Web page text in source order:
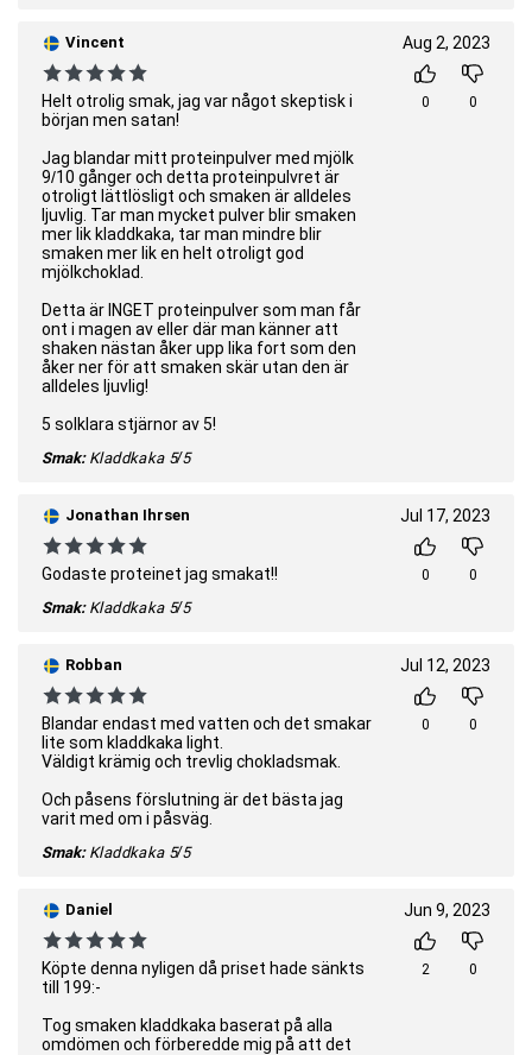
Vincent
Helt otrolig smak, jag var något skeptisk i
början men satan!
Jag blandar mitt proteinpulver med mjölk
9/10 gånger och detta proteinpulvret är
otroligt lättlösligt och smaken är alldeles
ljuvlig. Tar man mycket pulver blir smaken
mer lik kladdkaka, tar man mindre blir
smaken mer lik en helt otroligt god
mjölkchoklad.
Detta är INGET proteinpulver som man får
ont i magen av eller där man känner att
shaken nästan åker upp lika fort som den
åker ner för att smaken skär utan den är
alldeles ljuvlig!
5 solklara stjärnor av 5!
Smak: Kladdkaka 5/5
Aug 2, 2023
0 0
Jonathan Ihrsen
Godaste proteinet jag smakat!!
Smak: Kladdkaka 5/5
Jul 17, 2023
0 0
Robban
Blandar endast med vatten och det smakar
lite som kladdkaka light.
Väldigt krämig och trevlig chokladsmak.
Och påsens förslutning är det bästa jag
varit med om i påsväg.
Smak: Kladdkaka 5/5
Jul 12, 2023
0 0
Daniel
Köpte denna nyligen då priset hade sänkts
till 199:-
Tog smaken kladdkaka baserat på alla
omdömen och förberedde mig på att det
Jun 9, 2023
2 0